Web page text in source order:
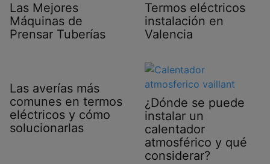
Las Mejores
Máquinas de
Prensar Tuberías
Termos eléctricos
instalación en
Valencia
Las averías más
comunes en termos
eléctricos y cómo
solucionarlas
¿Dónde se puede
instalar un
calentador
atmosférico y qué
considerar?